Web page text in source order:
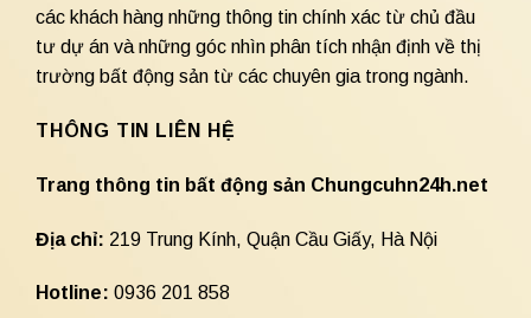
các khách hàng những thông tin chính xác từ chủ đầu
tư dự án và những góc nhìn phân tích nhận định về thị
trường bất động sản từ các chuyên gia trong ngành.
THÔNG TIN LIÊN HỆ
Trang thông tin bất động sản Chungcuhn24h.net
Địa chỉ: 219 Trung Kính, Quận Cầu Giấy, Hà Nội
Hotline: 0936 201 858